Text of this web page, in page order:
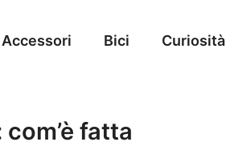
Accessori Bici Curiosità
fatta